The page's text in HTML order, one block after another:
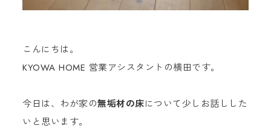
こんにちは。
KYOWA HOME 営業アシスタントの横田です。
今日は、わが家の無垢材の床について少しお話しした
いと思います。